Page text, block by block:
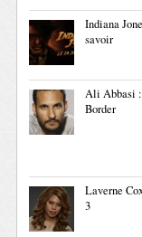
Indiana
savoir
Ali Abbasi
Border
Laverne
3